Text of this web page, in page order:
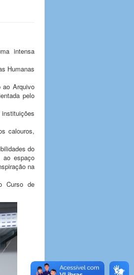
intensa
Humanas
ao Arquivo
pelo
instituições
calouros,
do
ao espaço
na
Curso de